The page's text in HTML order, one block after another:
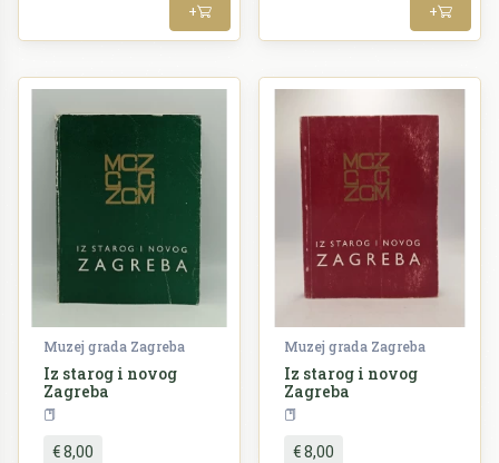
+ +
Muzej grada Zagreba
Iz starog i novog
Zagreba
€ 8,00
Muzej grada Zagreba
Iz starog i novog
Zagreba
€ 8,00